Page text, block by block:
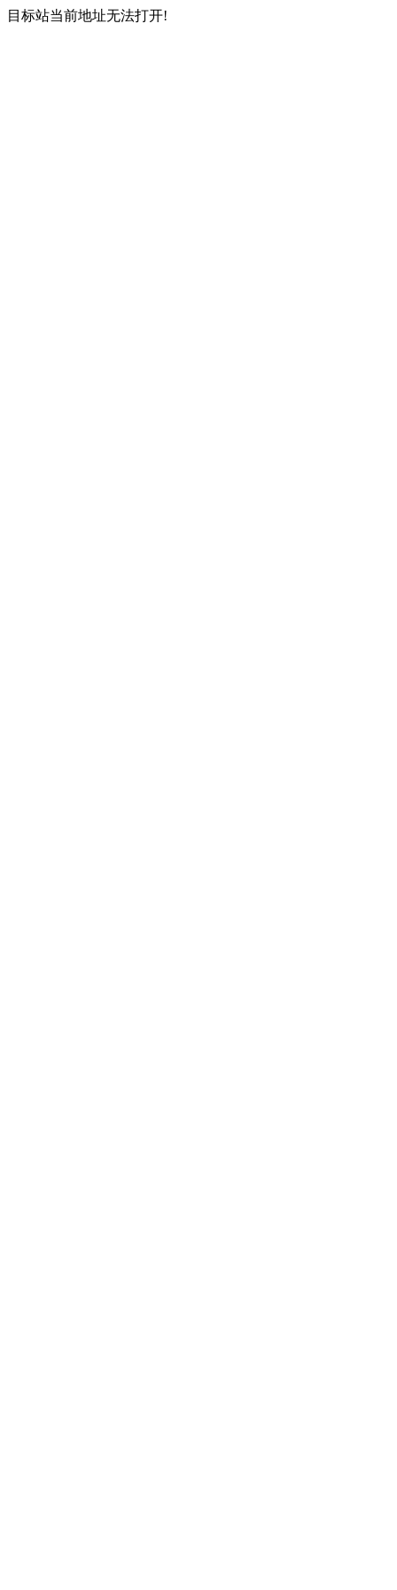
目标站当前地址无法打开!